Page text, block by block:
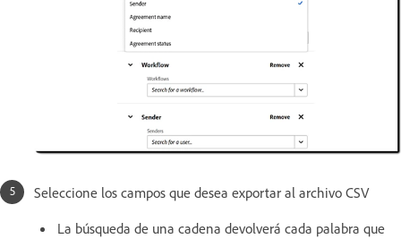
Seleccione los campos que desea exportar al archivo CSV
La búsqueda de una cadena devolverá cada palabra que